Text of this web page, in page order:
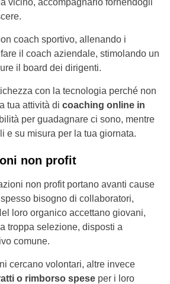
coach sportivo, allenando i
il coach aziendale, stimolando un
il board dei dirigenti.
con la tecnologia perché non
tua attività di coaching online in
per guadagnare ci sono, mentre
e su misura per la tua giornata.
non profit
non profit portano avanti cause
bisogno di collaboratori,
loro organico accettano giovani,
troppa selezione, disposti a
comune.
cercano volontari, altre invece
o rimborso spese per i loro